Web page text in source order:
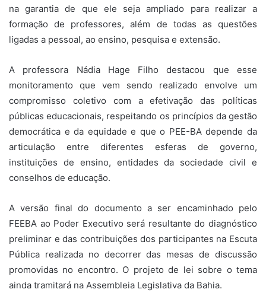
na garantia de que ele seja ampliado para realizar a
formação de professores, além de todas as questões
ligadas a pessoal, ao ensino, pesquisa e extensão.
A professora Nádia Hage Filho destacou que esse
monitoramento que vem sendo realizado envolve um
compromisso coletivo com a efetivação das políticas
públicas educacionais, respeitando os princípios da gestão
democrática e da equidade e que o PEE-BA depende da
articulação entre diferentes esferas de governo,
instituições de ensino, entidades da sociedade civil e
conselhos de educação.
A versão final do documento a ser encaminhado pelo
FEEBA ao Poder Executivo será resultante do diagnóstico
preliminar e das contribuições dos participantes na Escuta
Pública realizada no decorrer das mesas de discussão
promovidas no encontro. O projeto de lei sobre o tema
ainda tramitará na Assembleia Legislativa da Bahia.